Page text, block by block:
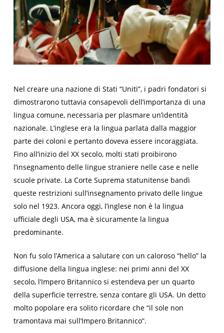
Nel creare una nazione di Stati “Uniti”, i padri fondatori si
dimostrarono tuttavia consapevoli dell’importanza di una
lingua comune, necessaria per plasmare un’identità
nazionale. L’inglese era la lingua parlata dalla maggior
parte dei coloni e pertanto doveva essere incoraggiata.
Fino all’inizio del XX secolo, molti stati proibirono
l’insegnamento delle lingue straniere nelle case e nelle
scuole private. La Corte Suprema statunitense bandì
queste restrizioni sull’insegnamento privato delle lingue
solo nel 1923. Ancora oggi, l’inglese non è la lingua
ufficiale degli USA, ma è sicuramente la lingua
predominante.
Non fu solo l’America a salutare con un caloroso “hello” la
diffusione della lingua inglese: nei primi anni del XX
secolo, l’Impero Britannico si estendeva per un quarto
della superficie terrestre, senza contare gli USA. Un detto
molto popolare era solito ricordare che “il sole non
tramontava mai sull’Impero Britannico”.